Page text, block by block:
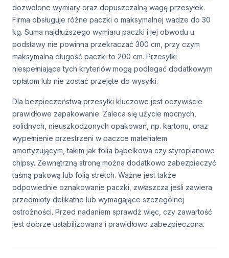
dozwolone wymiary oraz dopuszczalną wagę przesyłek.
Firma obsługuje różne paczki o maksymalnej wadze do 30
kg. Suma najdłuższego wymiaru paczki i jej obwodu u
podstawy nie powinna przekraczać 300 cm, przy czym
maksymalna długość paczki to 200 cm. Przesyłki
niespełniające tych kryteriów mogą podlegać dodatkowym
opłatom lub nie zostać przejęte do wysyłki.
Dla bezpieczeństwa przesyłki kluczowe jest oczywiście
prawidłowe zapakowanie. Zaleca się użycie mocnych,
solidnych, nieuszkodzonych opakowań, np. kartonu, oraz
wypełnienie przestrzeni w paczce materiałem
amortyzującym, takim jak folia bąbelkowa czy styropianowe
chipsy. Zewnętrzną stronę można dodatkowo zabezpieczyć
taśmą pakową lub folią stretch. Ważne jest także
odpowiednie oznakowanie paczki, zwłaszcza jeśli zawiera
przedmioty delikatne lub wymagające szczególnej
ostrożności. Przed nadaniem sprawdź więc, czy zawartość
jest dobrze ustabilizowana i prawidłowo zabezpieczona.